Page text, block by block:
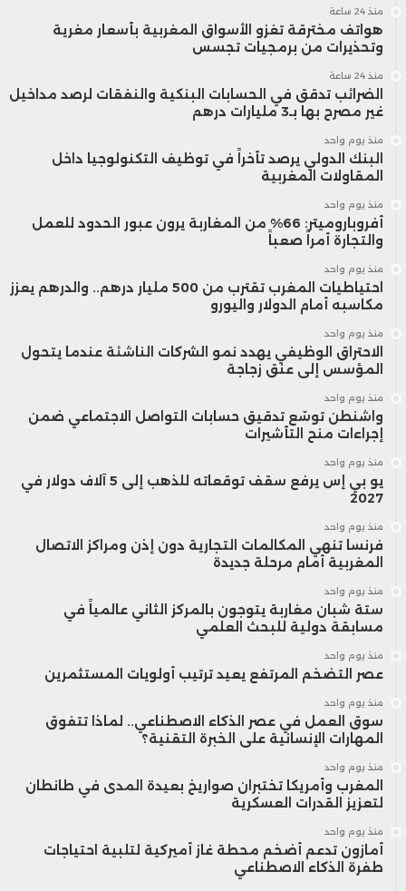
منذ 24 ساعة
هواتف مخترقة تغزو الأسواق المغربية بأسعار مغرية
وتحذيرات من برمجيات تجسس
منذ 24 ساعة
الضرائب تدقق في الحسابات البنكية والنفقات لرصد مداخيل
غير مصرح بها بـ3 مليارات درهم
منذ يوم واحد
البنك الدولي يرصد تأخراً في توظيف التكنولوجيا داخل
المقاولات المغربية
منذ يوم واحد
أفروباروميتر: 66% من المغاربة يرون عبور الحدود للعمل
والتجارة أمراً صعباً
منذ يوم واحد
احتياطيات المغرب تقترب من 500 مليار درهم.. والدرهم يعزز
مكاسبه أمام الدولار واليورو
منذ يوم واحد
الاحتراق الوظيفي يهدد نمو الشركات الناشئة عندما يتحول
المؤسس إلى عنق زجاجة
منذ يوم واحد
واشنطن توسّع تدقيق حسابات التواصل الاجتماعي ضمن
إجراءات منح التأشيرات
منذ يوم واحد
يو بي إس يرفع سقف توقعاته للذهب إلى 5 آلاف دولار في
2027
منذ يوم واحد
فرنسا تنهي المكالمات التجارية دون إذن ومراكز الاتصال
المغربية أمام مرحلة جديدة
منذ يوم واحد
ستة شبان مغاربة يتوجون بالمركز الثاني عالمياً في
مسابقة دولية للبحث العلمي
منذ يوم واحد
عصر التضخم المرتفع يعيد ترتيب أولويات المستثمرين
منذ يوم واحد
سوق العمل في عصر الذكاء الاصطناعي.. لماذا تتفوق
المهارات الإنسانية على الخبرة التقنية؟
منذ يوم واحد
المغرب وأمريكا تختبران صواريخ بعيدة المدى في طانطان
لتعزيز القدرات العسكرية
منذ يوم واحد
أمازون تدعم أضخم محطة غاز أميركية لتلبية احتياجات
طفرة الذكاء الاصطناعي